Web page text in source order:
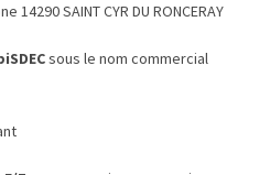
SAINT CYR DU RONCERAY
sous le nom commercial